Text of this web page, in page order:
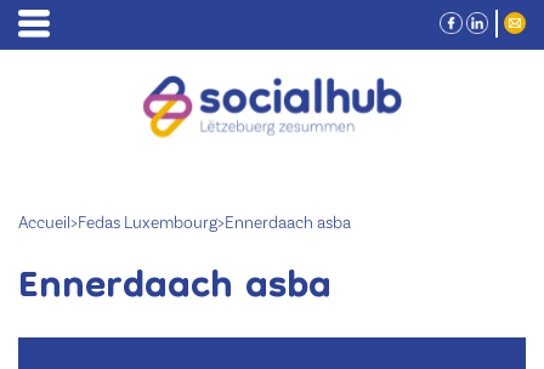
Accueil>Fedas Luxembourg>Ennerdaach asba
Ennerdaach asba